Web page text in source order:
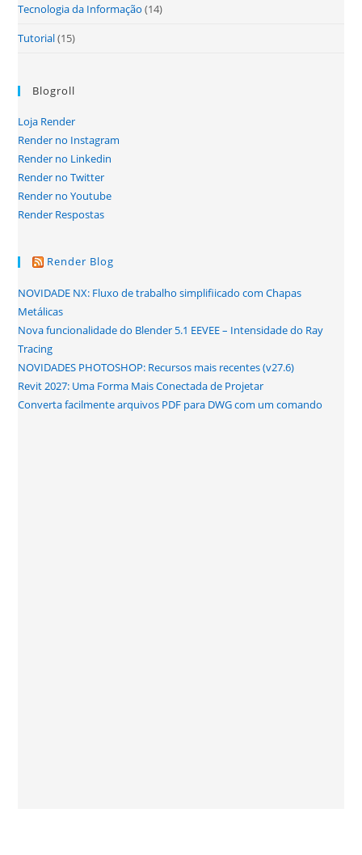
Tecnologia da Informação (14)
Tutorial(15)
Blogroll
Loja Render
Render no Instagram
Render no Linkedin
Render no Twitter
Render no Youtube
Render Respostas
Render Blog
NOVIDADE NX: Fluxo de trabalho simplifiicado com Chapas
Metálicas
Nova funcionalidade do Blender 5.1 EEVEE – Intensidade do Ray
Tracing
NOVIDADES PHOTOSHOP: Recursos mais recentes (v27.6)
Revit 2027: Uma Forma Mais Conectada de Projetar
Converta facilmente arquivos PDF para DWG com um comando